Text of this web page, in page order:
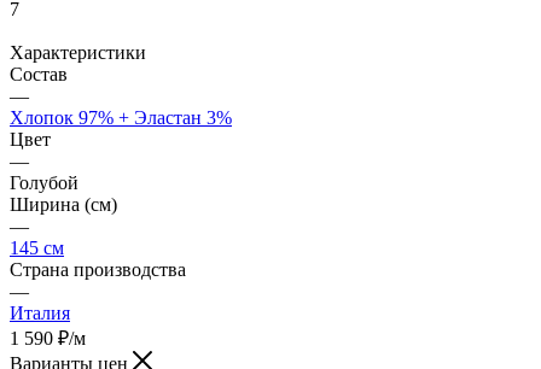
7
Характеристики
Состав
—
Хлопок 97% + Эластан 3%
Цвет
—
Голубой
Ширина (см)
—
145 см
Страна производства
—
Италия
1 590 ₽/м
Варианты цен